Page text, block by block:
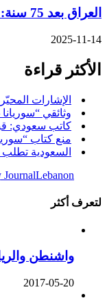
العراق بعد 75 سنة: سكانيا الاكبر خليجيا.. وشيعيا
2025-11-14
الأكثر قراءة
الإشارات
وثائقي
كاتب سعودي:
منع كتاب
السعودية
JournalLebanon
لتعرف أكثر
واشنطن
2017-05-20